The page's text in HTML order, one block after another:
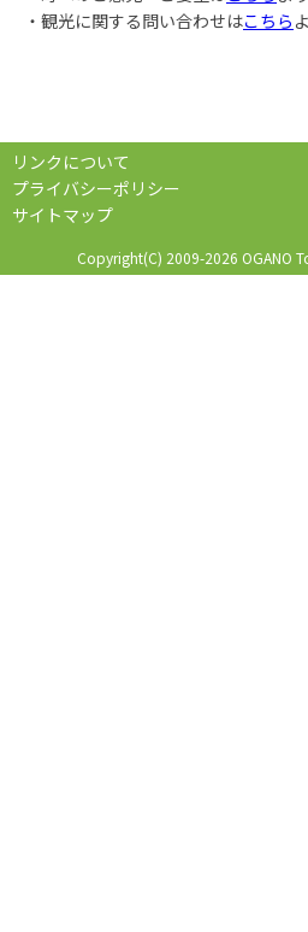
・観光に関する問い合わせはこちら
リンクについて
プライバシーポリシー
サイトマップ
Copyright(C) 2009-2026 OGANO